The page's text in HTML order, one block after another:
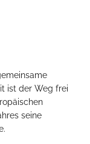
ist der Weg frei
seine